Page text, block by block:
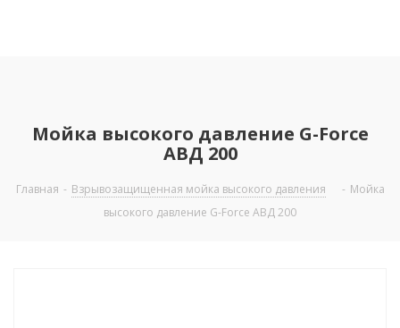
Мойка высокого давление G-Force
ABД 200
Главная - Взрывозащищенная мойка высокого давления - Мойка
высокого давление G-Force ABД 200